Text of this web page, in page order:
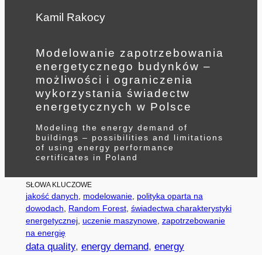
Kamil Rakocy
Modelowanie zapotrzebowania
energetycznego budynków –
możliwości i ograniczenia
wykorzystania świadectw
energetycznych w Polsce
Modeling the energy demand of
buildings – possibilities and limitations
of using energy performance
certificates in Poland
SŁOWA KLUCZOWE
jakość danych modelowanie, polityka oparta na
dowodach
Random Forest, świadectwa charakterystyki
energetycznej, uczenie maszynowe, zapotrzebowanie
na energię
data quality, energy demand, energy